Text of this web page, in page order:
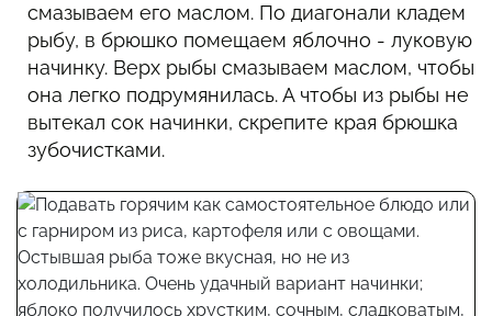
смазываем его маслом. По диагонали кладем
рыбу, в брюшко помещаем яблочно - луковую
начинку. Верх рыбы смазываем маслом, чтобы
она легко подрумянилась. А чтобы из рыбы не
вытекал сок начинки, скрепите края брюшка
зубочистками.